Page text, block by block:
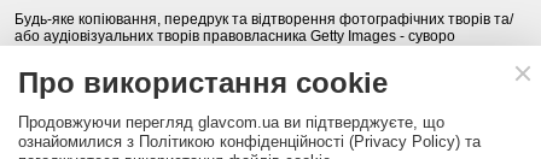
Будь-яке копіювання, передрук та відтворення фотографічних творів та/
або аудіовізуальних творів правовласника Getty Images - суворо
Політика конфіденційності (Privacy Policy). Правила сайту
КОНТАКТИ НАША КОМАНДА АРХІВ
Про використання cookie
Продовжуючи перегляд glavcom.ua ви підтверджуєте, що
ознайомилися з Політикою конфіденційності (Privacy Policy) та